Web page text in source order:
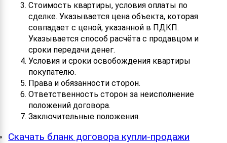
Стоимость квартиры, условия оплаты по
сделке. Указывается цена объекта, которая
совпадает с ценой, указанной в ПДКП.
Указывается способ расчёта с продавцом и
сроки передачи денег.
Условия и сроки освобождения квартиры
покупателю.
Права и обязанности сторон.
Ответственность сторон за неисполнение
положений договора.
Заключительные положения.
Скачать бланк договора купли-продажи